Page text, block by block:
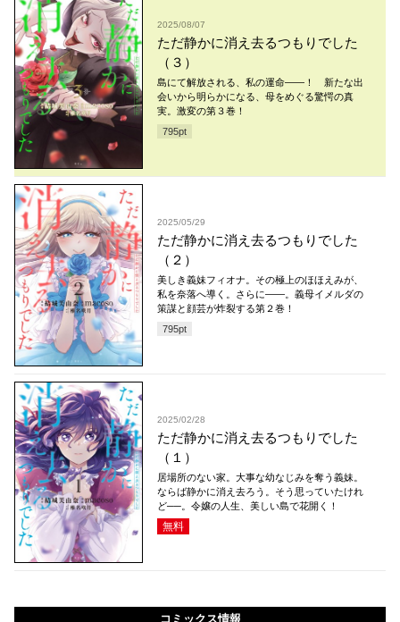
2025/08/07
ただ静かに消え去るつもりでした
（３）
島にて解放される、私の運命――！ 新たな出
会いから明らかになる、母をめぐる驚愕の真
実。激変の第３巻！
795pt
2025/05/29
ただ静かに消え去るつもりでした
（２）
美しき義妹フィオナ。その極上のほほえみが、
私を奈落へ導く。さらに——。義母イメルダの
策謀と顔芸が炸裂する第２巻！
795pt
2025/02/28
ただ静かに消え去るつもりでした
（１）
居場所のない家。大事な幼なじみを奪う義妹。
ならば静かに消え去ろう。そう思っていたけれ
ど──。令嬢の人生、美しい島で花開く！
無料
コミックス情報